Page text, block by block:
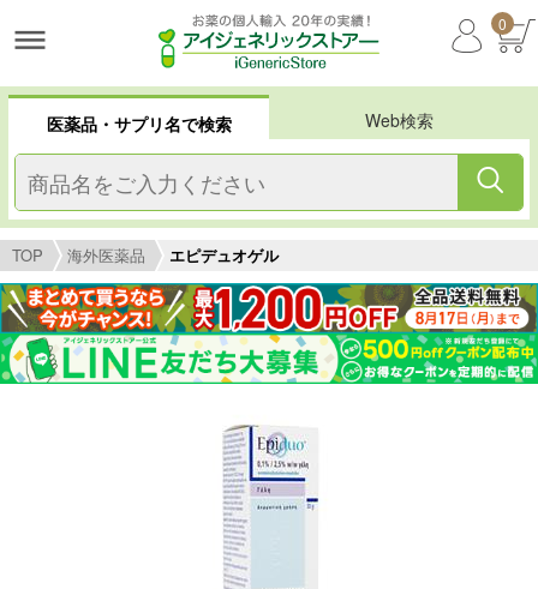
0
医薬品・サプリ名で検索 Web検索
TOP 海外医薬品 エピデュオゲル